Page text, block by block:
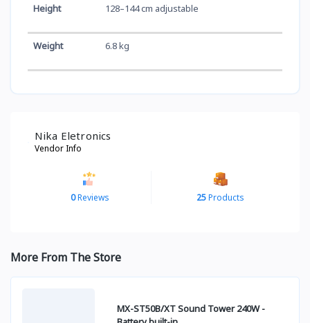
Height 128–144 cm adjustable
Weight 6.8 kg
Nika Eletronics
Vendor Info
0Reviews 25Products
More From The Store
MX-ST50B/XT Sound Tower 240W -